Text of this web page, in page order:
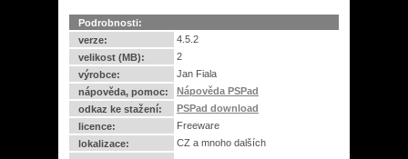
Podrobnosti:
verze:
4.5.2
velikost (MB):
2
výrobce:
Jan Fiala
nápověda, pomoc:
Nápověda PSPad
odkaz ke stažení:
PSPad download
licence:
Freeware
lokalizace:
CZ a mnoho dalších